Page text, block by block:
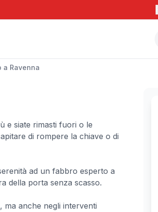
a Ravenna
e siate rimasti fuori o le
di rompere la chiave o di
ad un fabbro esperto a
della porta senza scasso.
, ma anche negli interventi